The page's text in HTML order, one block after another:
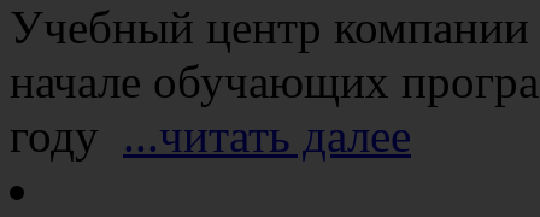
Учебный центр
начале обучающих
году ...читать далее